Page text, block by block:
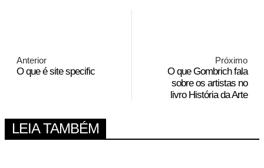
Anterior
O que é site specific
Próximo
O que Gombrich fala
sobre os artistas no
livro História da Arte
LEIA TAMBÉM